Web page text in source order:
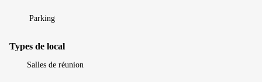
Parking
Types de local
Salles de réunion